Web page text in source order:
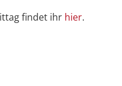
findet ihr hier.